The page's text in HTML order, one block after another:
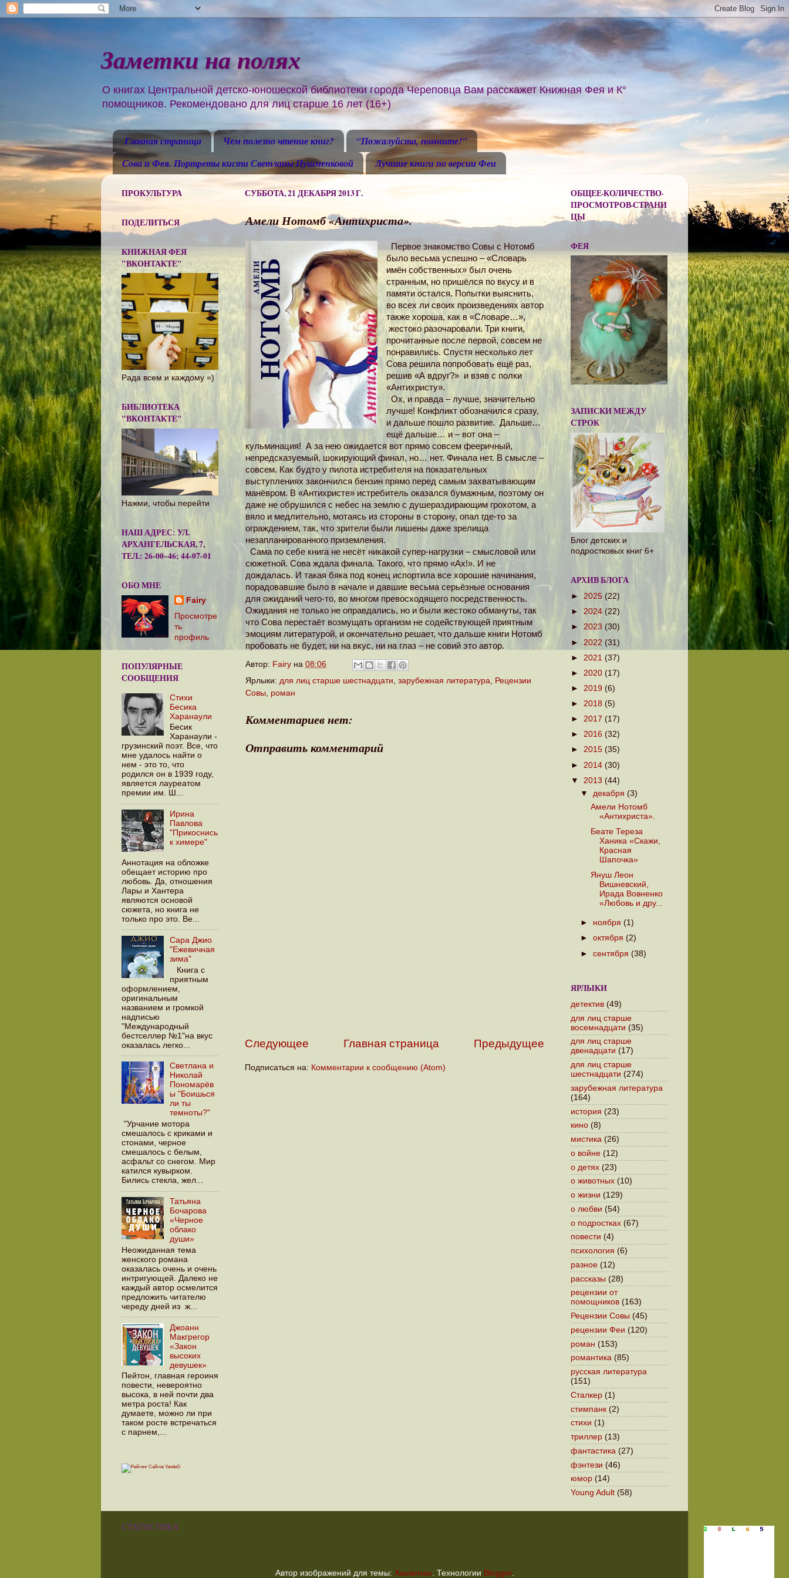
Заметки на полях
О книгах Центральной детско-юношеской библиотеки города Череповца Вам расскажет Книжная Фея и К°
помощников. Рекомендовано для лиц старше 16 лет (16+)
Главная страница Чем полезно чтение книг?
"Пожалуйста, помните!"
Сова и Фея. Портреты кисти Светланы Пушменковой
Лучшие книги по версии Феи
СУББОТА, 21 ДЕКАБРЯ 2013 Г.
Амели Нотомб «Антихриста».
Первое знакомство Совы с Нотомб
было весьма успешно – «Словарь
имён собственных» был очень
странным, но пришёлся по вкусу и в
памяти остался. Попытки выяснить,
во всех ли своих произведениях автор
также хороша, как в «Словаре…»,
жестоко разочаровали. Три книги,
прочитанные после первой, совсем не
понравились. Спустя несколько лет
Сова решила попробовать ещё раз,
решив «А вдруг?» и взяв с полки
«Антихристу».
Ох, и правда – лучше, значительно
лучше! Конфликт обозначился сразу,
и дальше пошло развитие. Дальше…
ещё дальше… и – вот она –
кульминация! А за нею ожидается вот прямо совсем фееричный,
непредсказуемый, шокирующий финал, но… нет. Финала нет. В смысле –
совсем. Как будто у пилота истребителя на показательных
выступлениях закончился бензин прямо перед самым захватывающим
манёвром. В «Антихристе» истребитель оказался бумажным, поэтому он
даже не обрушился с небес на землю с душераздирающим грохотом, а
вяло и медлительно, мотаясь из стороны в сторону, опал где-то за
ограждением, так, что зрители были лишены даже зрелища
незапланированного приземления.
Сама по себе книга не несёт никакой супер-нагрузки – смысловой или
сюжетной. Сова ждала финала. Такого, что прямо «Ах!». И не
дождалась. И такая бяка под конец испортила все хорошие начинания,
порадовавшие было в начале и давшие весьма серьёзные основания
для ожиданий чего-то, во многом превосходящего посредственность.
Ожидания не только не оправдались, но и были жестоко обмануты, так
что Сова перестаёт возмущать организм не содействующей приятным
эмоциям литературой, и окончательно решает, что дальше книги Нотомб
пробовать не будет, ни на вкус, ни на глаз – не совий это автор.
Автор: Fairy на 08:06
Ярлыки: для лиц старше шестнадцати, зарубежная литература, Рецензии
Совы, роман
Комментариев нет:
Отправить комментарий
Следующее Предыдущее
Главная страница
Подписаться на: Комментарии к сообщению (Atom)
ПРОКУЛЬТУРА
ПОДЕЛИТЬСЯ
КНИЖНАЯ ФЕЯ
"ВКОНТАКТЕ"
Рада всем и каждому =)
БИБЛИОТЕКА
"ВКОНТАКТЕ"
Нажми, чтобы перейти
НАШ АДРЕС: УЛ.
АРХАНГЕЛЬСКАЯ, 7,
ТЕЛ.: 26-00–46; 44-07-01
ОБО МНЕ
Fairy
Просмотре
ть
профиль
ПОПУЛЯРНЫЕ
СООБЩЕНИЯ
Стихи
Бесика
Харанаули
Бесик
Харанаули -
грузинский поэт. Все, что
мне удалось найти о
нем - это то, что
родился он в 1939 году,
является лауреатом
премии им. Ш...
Ирина
Павлова
"Прикоснись
к химере"
Аннотация на обложке
обещает историю про
любовь. Да, отношения
Лары и Хантера
являются основой
сюжета, но книга не
только про это. Ве...
Сара Джио
"Ежевичная
зима"
Книга с
приятным
оформлением,
оригинальным
названием и громкой
надписью
"Международный
бестселлер №1"на вкус
оказалась легко...
Светлана и
Николай
Пономарёв
ы "Боишься
ли ты
темноты?"
"Урчание мотора
смешалось с криками и
стонами, черное
смешалось с белым,
асфальт со снегом. Мир
катился кувырком.
Бились стекла, жел...
Татьяна
Бочарова
«Черное
облако
души»
Неожиданная тема
женского романа
оказалась очень и очень
интригующей. Далеко не
каждый автор осмелится
предложить читателю
череду дней из ж...
Джоанн
Макгрегор
«Закон
высоких
девушек»
Пейтон, главная героиня
повести, невероятно
высока, в ней почти два
метра роста! Как
думаете, можно ли при
таком росте встречаться
с парнем,...
ОБЩЕЕ·КОЛИЧЕСТВО·
ПРОСМОТРОВ·СТРАНИ
ЦЫ
ФЕЯ
ЗАПИСКИ МЕЖДУ
СТРОК
Блог детских и
подростковых книг 6+
АРХИВ БЛОГА
► 2025 (22)
► 2024 (22)
► 2023 (30)
► 2022 (31)
► 2021 (37)
► 2020 (17)
► 2019 (6)
► 2018 (5)
► 2017 (17)
► 2016 (32)
► 2015 (35)
► 2014 (30)
▼ 2013 (44)
▼декабря(3)
Амели Нотомб
«Антихриста».
Беате Тереза
Ханика «Скажи,
Красная
Шапочка»
Януш Леон
Вишневский,
Ирада Вовненко
«Любовь и дру...
► ноября(1)
►октября(2)
►сентября(38)
ЯРЛЫКИ
детектив (49)
для лиц старше
восемнадцати (35)
для лиц старше
двенадцати (17)
для лиц старше
шестнадцати (274)
зарубежная литература
(164)
история (23)
кино (8)
мистика (26)
о войне (12)
о детях (23)
о животных (10)
о жизни (129)
о любви (54)
о подростках (67)
повести (4)
психология (6)
разное (12)
рассказы (28)
рецензии от
помощников (163)
Рецензии Совы (45)
рецензии Феи (120)
роман (153)
романтика (85)
русская литература
(151)
Сталкер (1)
стимпанк (2)
стихи (1)
триллер (13)
фантастика (27)
фэнтези (46)
юмор (14)
Young Adult (58)
СТАТИСТИКА
Автор изображений для темы: Xaviarnau. Технологии Blogger.